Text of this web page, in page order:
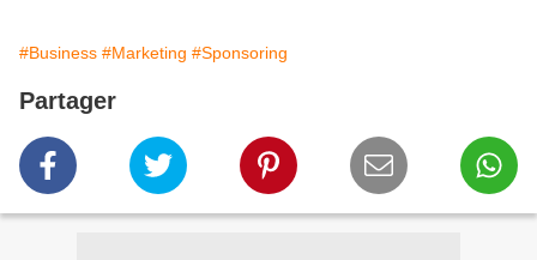
#Business #Marketing #Sponsoring
Partager